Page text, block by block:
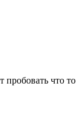
что то